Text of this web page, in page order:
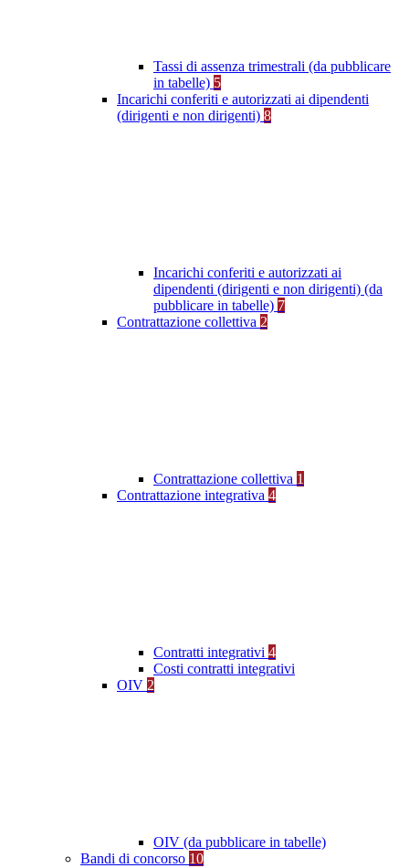
Tassi di assenza trimestrali (da pubblicare
in tabelle) 5
Incarichi conferiti e autorizzati ai dipendenti
(dirigenti e non dirigenti) 8
Incarichi conferiti e autorizzati ai
dipendenti (dirigenti e non dirigenti) (da
pubblicare in tabelle) 7
Contrattazione collettiva 2
Contrattazione collettiva 1
Contrattazione integrativa 4
Contratti integrativi 4
Costi contratti integrativi
OIV 2
OIV (da pubblicare in tabelle)
Bandi di concorso 10